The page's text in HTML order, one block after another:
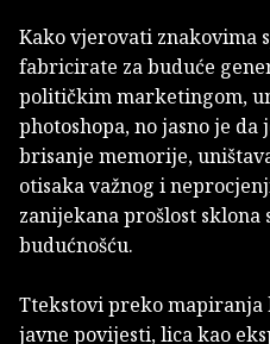
Kako vjerovati znakovima
fabricirate za buduće
političkim marketingom,
photoshopa, no jasno je
brisanje memorije,
otisaka važnog i
zanijekana prošlost sklona
budućnošću.
Ttekstovi preko
javne povijesti, lica kao